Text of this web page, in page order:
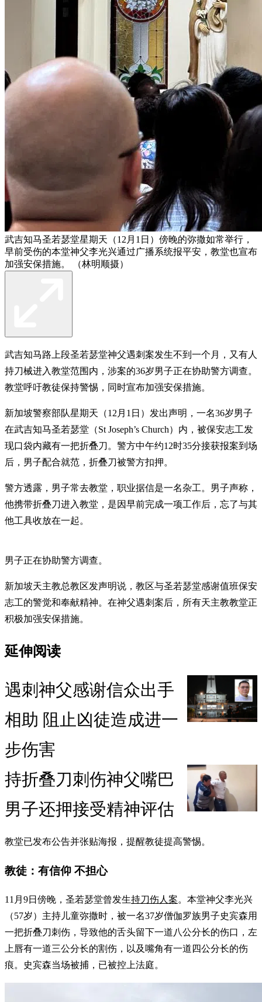
武吉知马圣若瑟堂星期天（12月1日）傍晚的弥撒如常举行，
早前受伤的本堂神父李光兴通过广播系统报平安，教堂也宣布
加强安保措施。 （林明顺摄）
武吉知马路上段圣若瑟堂神父遇刺案发生不到一个月，又有人
持刀械进入教堂范围内，涉案的36岁男子正在协助警方调查。
教堂呼吁教徒保持警惕，同时宣布加强安保措施。
新加坡警察部队星期天（12月1日）发出声明，一名36岁男子
在武吉知马圣若瑟堂（St Joseph’s Church）内，被保安志工发
现口袋内藏有一把折叠刀。警方中午约12时35分接获报案到场
后，男子配合就范，折叠刀被警方扣押。
警方透露，男子常去教堂，职业据信是一名杂工。男子声称，
他携带折叠刀进入教堂，是因早前完成一项工作后，忘了与其
他工具收放在一起。
男子正在协助警方调查。
新加坡天主教总教区发声明说，教区与圣若瑟堂感谢值班保安
志工的警觉和奉献精神。在神父遇刺案后，所有天主教教堂正
积极加强安保措施。
延伸阅读
遇刺神父感谢信众出手
相助 阻止凶徒造成进一
步伤害
持折叠刀刺伤神父嘴巴
男子还押接受精神评估
教堂已发布公告并张贴海报，提醒教徒提高警惕。
教徒：有信仰 不担心
11月9日傍晚，圣若瑟堂曾发生持刀伤人案。本堂神父李光兴
（57岁）主持儿童弥撒时，被一名37岁僧伽罗族男子史宾森用
一把折叠刀刺伤，导致他的舌头留下一道八公分长的伤口，左
上唇有一道三公分长的割伤，以及嘴角有一道四公分长的伤
痕。史宾森当场被捕，已被控上法庭。